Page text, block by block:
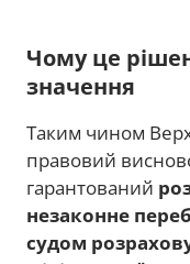
Чому це
значення
Таким чином
правовий
гарантований
незаконне
судом